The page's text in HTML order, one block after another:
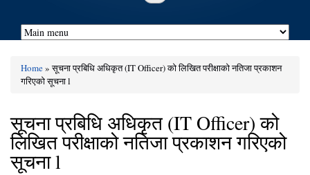
You are here
Home» सूचना प्रबिधि अधिकृत (IT Officer) को लिखित परीक्षाको नतिजा प्रकाशन
गरिएको सूचना l
सूचना प्रबिधि अधिकृत (IT Officer) को
लिखित परीक्षाको नतिजा प्रकाशन गरिएको
सूचना l